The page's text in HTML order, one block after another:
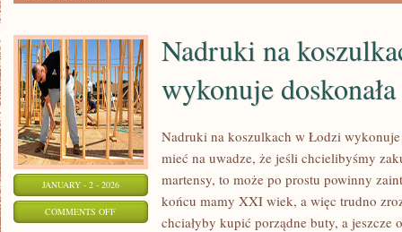
JANUARY - 2 - 2026
COMMENTS OFFON
Nadruki na
wykonuje
Nadruki na koszulkach w Łodzi wykonuje
mieć na uwadze, że jeśli chcielibyśmy
martensy, to może po prostu powinny
końcu mamy XXI wiek, a więc trudno
chciałyby kupić porządne buty, a jeszcze